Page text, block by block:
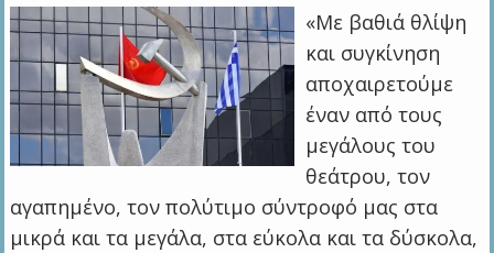
«Με βαθιά θλίψη
και συγκίνηση
αποχαιρετούμε
έναν από τους
μεγάλους του
θεάτρου, τον
αγαπημένο, τον πολύτιμο σύντροφό μας στα
μικρά και τα μεγάλα, στα εύκολα και τα δύσκολα,